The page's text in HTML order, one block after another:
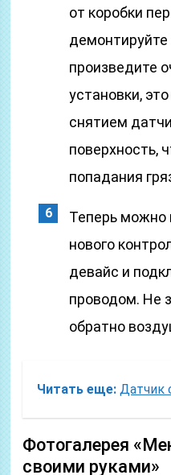
от коробки
демонтируйте
произведите
установки,
снятием
поверхность,
попадания
Теперь можно
нового
девайс и
проводом. Не
обратно
Читать еще: Датчик
Фотогалерея
своими руками»